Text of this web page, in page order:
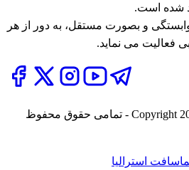
شده است.
و بصورت مستقل، به دور از هر
فعالیت می نماید.
Copyright © Neshat Media Pty Ltd - تمامی حقوق محفوظ
استرالیا